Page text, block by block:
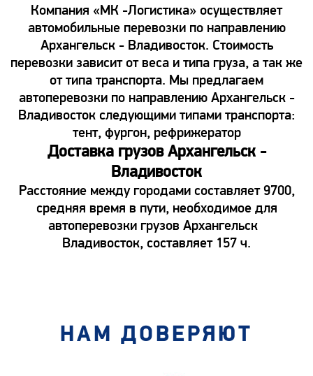
Компания «МК -Логистика» осуществляет
автомобильные перевозки по направлению
Архангельск - Владивосток. Стоимость
перевозки зависит от веса и типа груза, а так же
от типа транспорта. Мы предлагаем
автоперевозки по направлению Архангельск -
Владивосток следующими типами транспорта:
тент, фургон, рефрижератор
Доставка грузов Архангельск -
Владивосток
Расстояние между городами составляет 9700,
средняя время в пути, необходимое для
автоперевозки грузов Архангельск
Владивосток, составляет 157 ч.
НАМ ДОВЕРЯЮТ